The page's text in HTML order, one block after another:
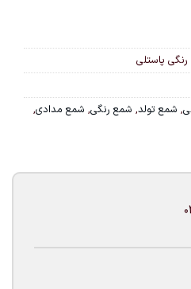
پاستلی
, شمع تولد, شمع رنگی, شمع مدادی,